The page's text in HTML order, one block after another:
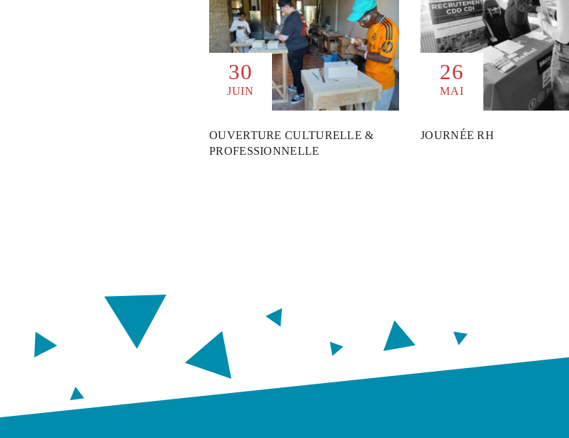
30
JUIN
OUVERTURE CULTURELLE &
PROFESSIONNELLE
26
MAI
JOURNÉE RH